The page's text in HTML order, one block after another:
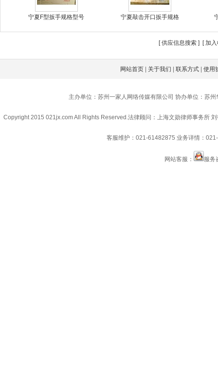
宁夏F型扳手规格型号 宁夏敲击开口扳手规格
[供应信息搜索 ] [加
网站首页 关于我们 |联系方式 |使用
主办单位：苏州一家人网络传媒有限公司 协办单位：苏
Copyright 2015 021jx.com All Rights Reserved.法律顾问：上海文勋律师事务所
客服维护：021-61482875 业务详情：
网站客服： 服务